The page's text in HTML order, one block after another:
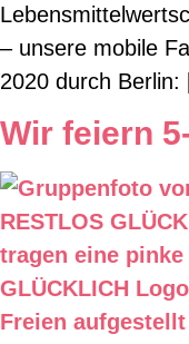
– unsere mobile
2020 durch
Wir feiern